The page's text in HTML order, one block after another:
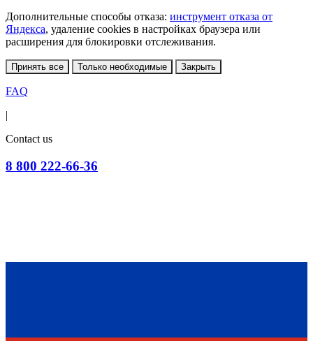
Дополнительные способы отказа: инструмент отказа от
Яндекса, удаление cookies в настройках браузера или
расширения для блокировки отслеживания.
Принять все Только необходимые Закрыть
FAQ
|
Contact us
8 800 222-66-36